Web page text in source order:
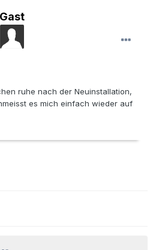
Gast
ruhe nach der Neuinstallation,
es mich einfach wieder auf